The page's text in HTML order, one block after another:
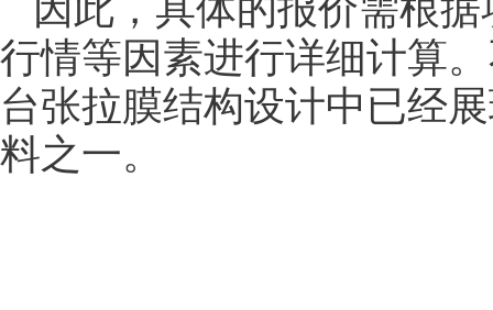
行情等因素进行详细计算
台张拉膜结构设计中已经
料之一。